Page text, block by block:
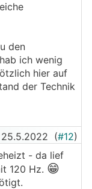
den
ich wenig
hier auf
der Technik
25.5.2022 (#12)
- da lief
120 Hz. 😁